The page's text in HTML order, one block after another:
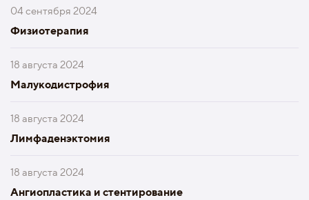
04 сентября 2024
Физиотерапия
18 августа 2024
Малукодистрофия
18 августа 2024
Лимфаденэктомия
18 августа 2024
Ангиопластика и стентирование